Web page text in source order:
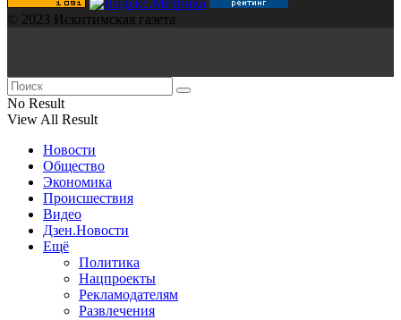
© 2023 Искитимская газета
No Result
View All Result
Новости
Общество
Экономика
Происшествия
Видео
Дзен.Новости
Ещё
Политика
Нацпроекты
Рекламодателям
Развлечения